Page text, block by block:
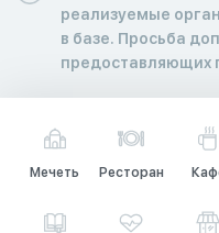
реализуемые
в базе. Просьба
предоставляющих
Мечеть Ресторан